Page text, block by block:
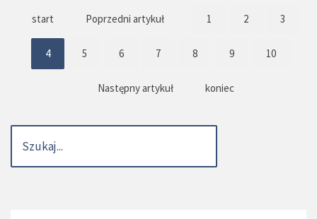
start Poprzedni artykuł 1 2 3
4 5 6 7 8 9 10
Następny artykuł koniec